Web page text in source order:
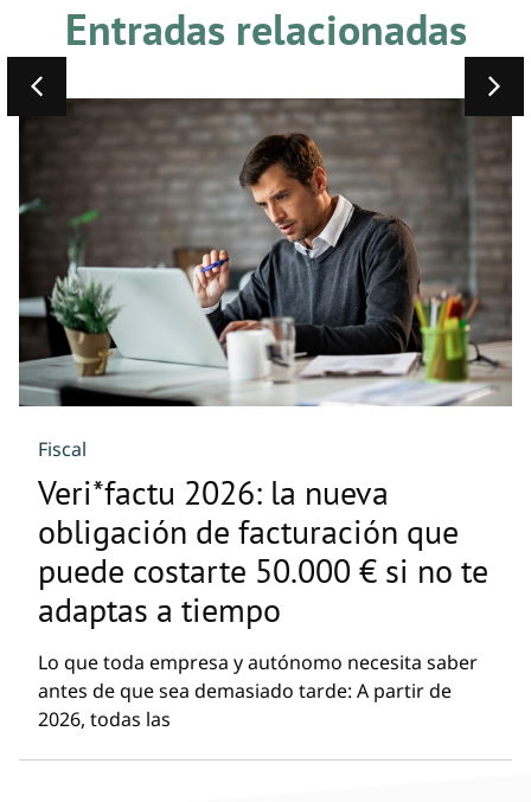
Entradas relacionadas
Fiscal
Veri*factu 2026: la nueva
obligación de facturación que
puede costarte 50.000 € si no te
adaptas a tiempo
Lo que toda empresa y autónomo necesita saber
antes de que sea demasiado tarde: A partir de
2026, todas las